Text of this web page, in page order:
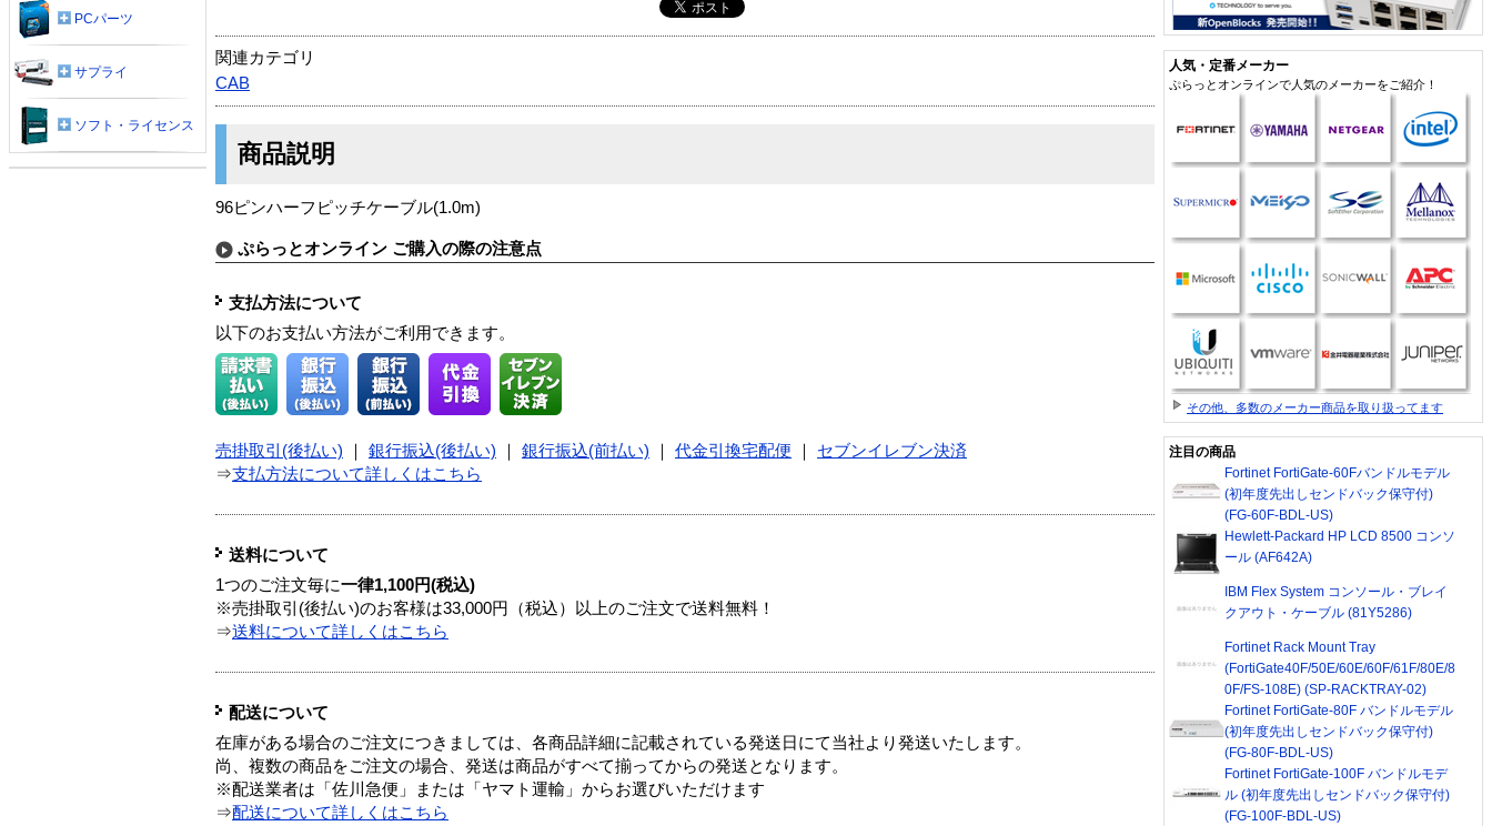
関連カテゴリ
CAB
商品説明
96ピンハーフピッチケーブル(1.0m)
ぷらっとオンライン ご購入の際の注意点
支払方法について
以下のお支払い方法がご利用できます。
売掛取引(後払い) 銀行振込(後払い) 銀行振込(前払い) 代金引換宅配便
セブンイレブン決済
⇒支払方法について詳しくはこちら
送料について
1つのご注文毎に一律1,100円(税込)
※売掛取引(後払い)のお客様は33,000円（税込）以上のご注文で送料無料！
⇒送料について詳しくはこちら
配送について
在庫がある場合のご注文につきましては、各商品詳細に記載されている発送日にて当社より発送いたします。
尚、複数の商品をご注文の場合、発送は商品がすべて揃ってからの発送となります。
※配送業者は「佐川急便」または「ヤマト運輸」からお選びいただけます
⇒配送について詳しくはこちら
PCパーツ
サプライ
ソフト・ライセンス
人気・定番メーカー
ぷらっとオンラインで人気のメーカーをご紹介！
その他、多数のメーカー商品を取り扱ってます
注目の商品
Fortinet FortiGate-60Fバンドルモデル
(初年度先出しセンドバック保守付)
(FG-60F-BDL-US)
Hewlett-Packard HP LCD 8500 コンソ
ール (AF642A)
IBM Flex System コンソール・ブレイ
クアウト・ケーブル (81Y5286)
Fortinet Rack Mount Tray
(FortiGate40F/50E/60E/60F/61F/80E/8
0F/FS-108E) (SP-RACKTRAY-02)
Fortinet FortiGate-80F バンドルモデル
(初年度先出しセンドバック保守付)
(FG-80F-BDL-US)
Fortinet FortiGate-100F バンドルモデ
ル (初年度先出しセンドバック保守付)
(FG-100F-BDL-US)